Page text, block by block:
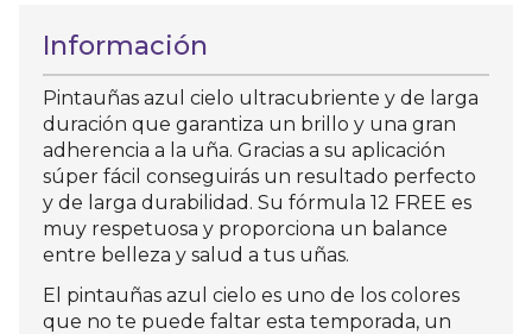
Información
Pintauñas azul cielo ultracubriente y de larga
duración que garantiza un brillo y una gran
adherencia a la uña. Gracias a su aplicación
súper fácil conseguirás un resultado perfecto
y de larga durabilidad. Su fórmula 12 FREE es
muy respetuosa y proporciona un balance
entre belleza y salud a tus uñas.
El pintauñas azul cielo es uno de los colores
que no te puede faltar esta temporada, un